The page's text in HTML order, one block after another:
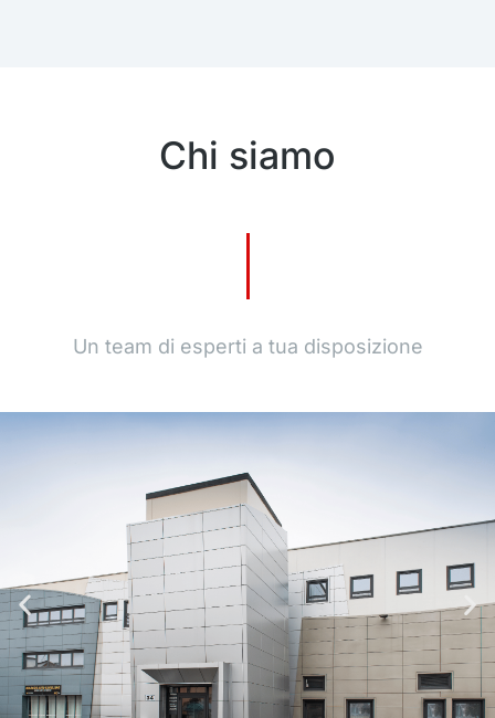
Chi siamo
Un team di esperti a tua disposizione